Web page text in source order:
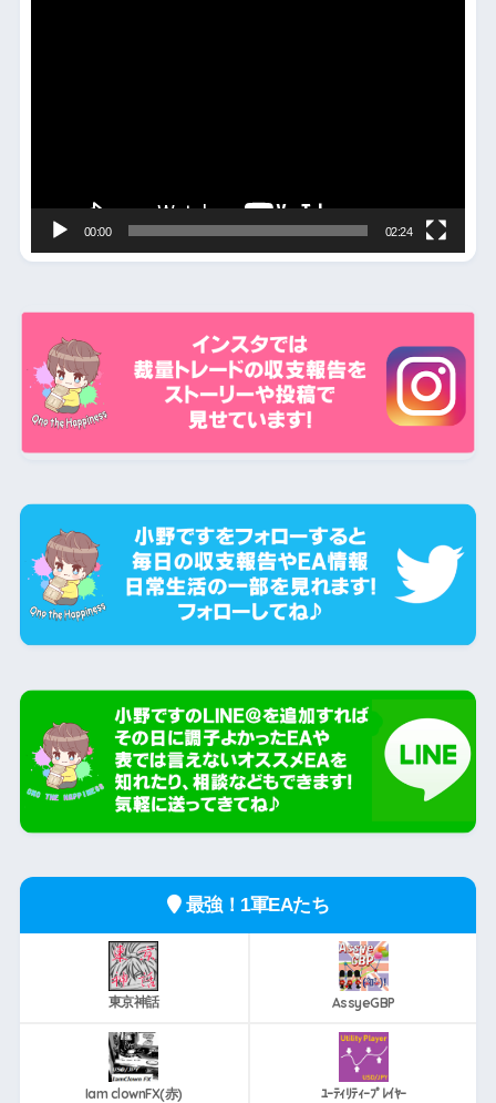
00:00 02:24
最強！1軍EAたち
東京神話 AssyeGBP
Iam clownFX(赤) ﾕｰﾃｨﾘﾃｨｰﾌﾟﾚｲﾔｰ